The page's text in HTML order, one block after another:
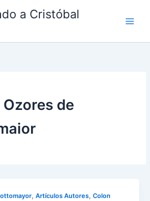
a Cristóbal
de
,Artículos Autores,Colon